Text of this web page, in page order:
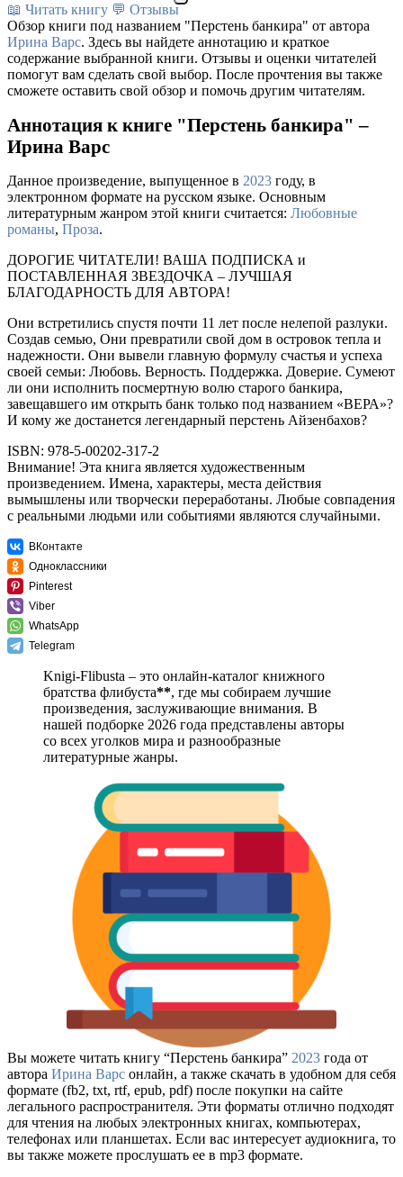
📖 Читать книгу 💬 Отзывы
Обзор книги под названием "Перстень банкира" от автора
Ирина Варс. Здесь вы найдете аннотацию и краткое
содержание выбранной книги. Отзывы и оценки читателей
помогут вам сделать свой выбор. После прочтения вы также
сможете оставить свой обзор и помочь другим читателям.
Аннотация к книге "Перстень банкира" –
Ирина Варс
Данное произведение, выпущенное в 2023 году, в
электронном формате на русском языке. Основным
литературным жанром этой книги считается: Любовные
романы, Проза.
ДОРОГИЕ ЧИТАТЕЛИ! ВАША ПОДПИСКА и
ПОСТАВЛЕННАЯ ЗВЕЗДОЧКА – ЛУЧШАЯ
БЛАГОДАРНОСТЬ ДЛЯ АВТОРА!
Они встретились спустя почти 11 лет после нелепой разлуки.
Создав семью, Они превратили свой дом в островок тепла и
надежности. Они вывели главную формулу счастья и успеха
своей семьи: Любовь. Верность. Поддержка. Доверие. Сумеют
ли они исполнить посмертную волю старого банкира,
завещавшего им открыть банк только под названием «ВЕРА»?
И кому же достанется легендарный перстень Айзенбахов?
ISBN: 978-5-00202-317-2
Внимание! Эта книга является художественным
произведением. Имена, характеры, места действия
вымышлены или творчески переработаны. Любые совпадения
с реальными людьми или событиями являются случайными.
ВКонтакте
Одноклассники
Pinterest
Viber
WhatsApp
Telegram
Knigi-Flibusta – это онлайн-каталог книжного
братства флибуста**, где мы собираем лучшие
произведения, заслуживающие внимания. В
нашей подборке 2026 года представлены авторы
со всех уголков мира и разнообразные
литературные жанры.
Вы можете читать книгу “Перстень банкира” 2023 года от
автора Ирина Варс онлайн, а также скачать в удобном для себя
формате (fb2, txt, rtf, epub, pdf) после покупки на сайте
легального распространителя. Эти форматы отлично подходят
для чтения на любых электронных книгах, компьютерах,
телефонах или планшетах. Если вас интересует аудиокнига, то
вы также можете прослушать ее в mp3 формате.